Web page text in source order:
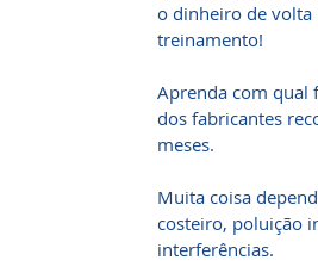
o dinheiro de volta
treinamento!
Aprenda com qual
dos fabricantes
meses.
Muita coisa
costeiro, poluição
interferências.